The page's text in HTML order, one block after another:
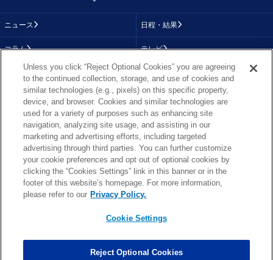
ニュース 日程・結果
コラム テレビ
画像
順位表
About NFL
More NFL 特集
TOP お問い合わせ FAQ
PHOTO BY AP Images / PHOTO BY Getty Images
Unless you click “Reject Optional Cookies” you are agreeing
to the continued collection, storage, and use of cookies and
similar technologies (e.g., pixels) on this specific property,
device, and browser. Cookies and similar technologies are
used for a variety of purposes such as enhancing site
navigation, analyzing site usage, and assisting in our
marketing and advertising efforts, including targeted
advertising through third parties. You can further customize
your cookie preferences and opt out of optional cookies by
clicking the “Cookies Settings” link in this banner or in the
footer of this website’s homepage. For more information,
please refer to our Privacy Policy.
Cookie Settings
Reject Optional Cookies